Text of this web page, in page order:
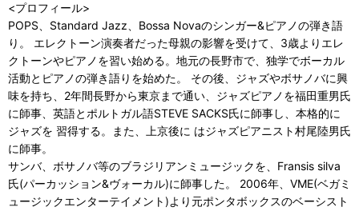
<プロフィール>
POPS、Standard Jazz、Bossa Novaのシンガー&ピアノの弾き語
り。 エレクトーン演奏者だった母親の影響を受けて、3歳よりエレ
クトーンやピアノを習い始める。地元の長野市で、独学でボーカル
活動とピアノの弾き語りを始めた。 その後、ジャズやボサノバに興
味を持ち、2年間長野から東京まで通い、ジャズピアノを福田重男氏
に師事、英語とポルトガル語STEVE SACKS氏に師事し、本格的に
ジャズを 習得する。また、上京後に はジャズピアニスト村尾陸男氏
に師事。
サンバ、ボサノバ等のブラジリアンミュージックを、Fransis silva
氏(パーカッション&ヴォーカル)に師事した。 2006年、VME(ベガミ
ュージックエンターテイメント)より元ポンタボックスのベーシスト